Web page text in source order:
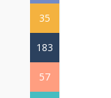
35
183
57